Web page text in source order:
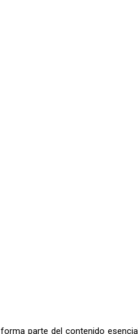
parte del contenido